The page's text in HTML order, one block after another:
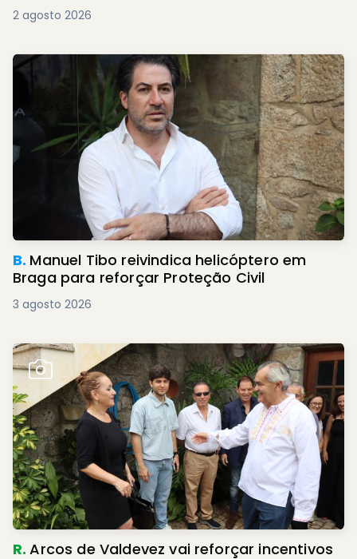
2 agosto 2026
B. Manuel Tibo reivindica helicóptero em
Braga para reforçar Proteção Civil
3 agosto 2026
R.Arcos de Valdevez vai reforçar incentivos